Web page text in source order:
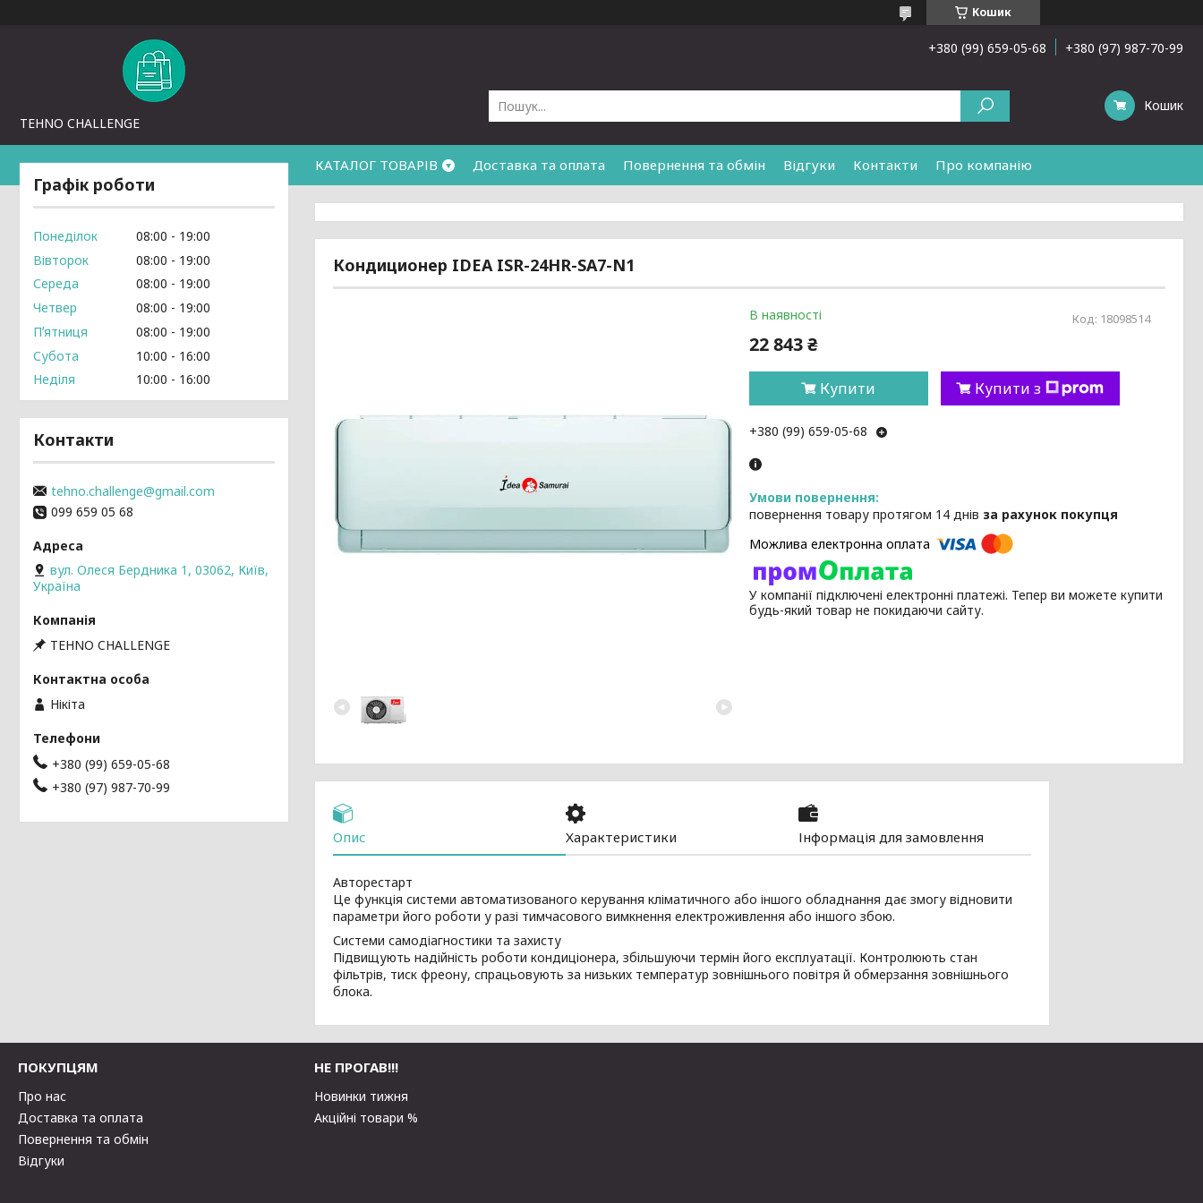
Кошик
TEHNO CHALLENGE
+380 (99) 659-05-68 +380 (97) 987-70-99
Кошик
КАТАЛОГ ТОВАРІВ Доставка та оплата Повернення та обмін Відгуки Контакти Про компанію
Кондиционер IDEA ISR-24HR-SA7-N1
В наявності Код: 18098514
22 843 ₴
Купити Купити з
+380 (99) 659-05-68
повернення товару протягом 14 днів за рахунок покупця
У компанії підключені електронні платежі. Тепер ви можете купити
будь-який товар не покидаючи сайту.
Опис Характеристики Інформація для замовлення
Авторестарт
Це функція системи автоматизованого керування кліматичного або іншого обладнання дає змогу відновити
параметри його роботи у разі тимчасового вимкнення електроживлення або іншого збою.
Системи самодіагностики та захисту
Підвищують надійність роботи кондиціонера, збільшуючи термін його експлуатації. Контролюють стан
фільтрів, тиск фреону, спрацьовують за низьких температур зовнішнього повітря й обмерзання зовнішнього
блока.
Графік роботи
Понеділок 08:00
19:00
Вівторок
08:00
19:00
Середа
08:00
19:00
Четвер
08:00
19:00
Пʼятниця
08:00
19:00
Субота
10:00
16:00
Неділя
10:00 16:00
Контакти
tehno.challenge@gmail.com
099 659 05 68
вул. Олеся Бердника 1, 03062, Київ,
Україна
TEHNO CHALLENGE
Нікіта
+380 (99) 659-05-68
+380 (97) 987-70-99
ПОКУПЦЯМ
Про нас
Доставка та оплата
Повернення та обмін
Відгуки
НЕ ПРОГАВ!!!
Новинки тижня
Акційні товари %